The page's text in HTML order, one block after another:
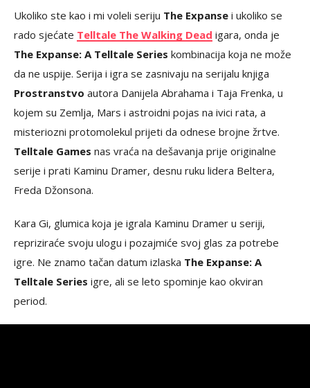
Ukoliko ste kao i mi voleli seriju The Expanse i ukoliko se
rado sjećate Telltale The Walking Dead igara, onda je
The Expanse: A Telltale Series kombinacija koja ne može
da ne uspije. Serija i igra se zasnivaju na serijalu knjiga
Prostranstvo autora Danijela Abrahama i Taja Frenka, u
kojem su Zemlja, Mars i astroidni pojas na ivici rata, a
misteriozni protomolekul prijeti da odnese brojne žrtve.
Telltale Games nas vraća na dešavanja prije originalne
serije i prati Kaminu Dramer, desnu ruku lidera Beltera,
Freda Džonsona.
Kara Gi, glumica koja je igrala Kaminu Dramer u seriji,
repriziraće svoju ulogu i pozajmiće svoj glas za potrebe
igre. Ne znamo tačan datum izlaska The Expanse: A
Telltale Series igre, ali se leto spominje kao okviran
period.